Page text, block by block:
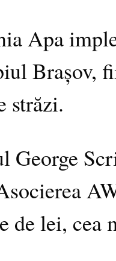
Apa
Brașov,
străzi.
George
de lei, cea